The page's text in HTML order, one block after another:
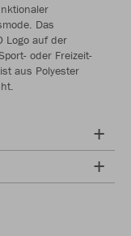
Das
Logo auf der
oder Freizeit-
aus Polyester